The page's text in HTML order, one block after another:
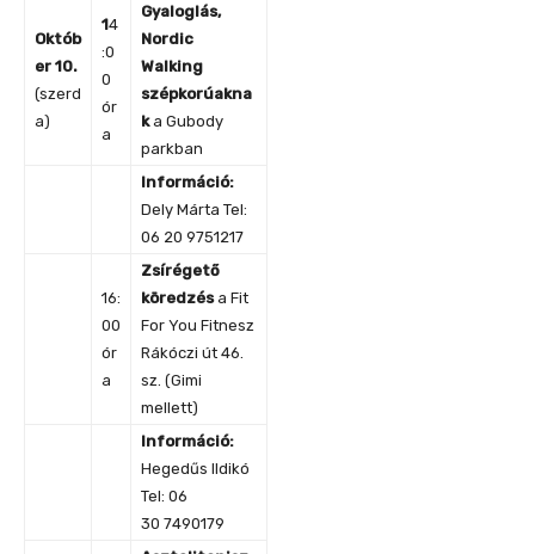
Októb
er 10.
(szerd
a)
14
:0
0
ór
a
Gyaloglás,
Nordic
Walking
szépkorúakna
ka Gubody
parkban
Információ:
Dely Márta Tel:
06 20 9751217
16:
00
ór
a
Zsírégető
köredzésa Fit
For You Fitnesz
Rákóczi út 46.
sz. (Gimi
mellett)
Információ:
Hegedűs Ildikó
Tel: 06
30 7490179